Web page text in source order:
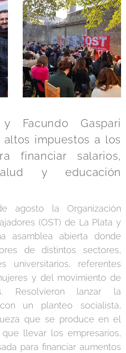
Facundo Gaspari
impuestos a los
financiar salarios,
y educación
agosto la Organización
(OST) de La Plata y
asamblea abierta donde
de distintos sectores,
universitarios, referentes
y del movimiento de
Resolvieron lanzar la
un planteo socialista,
que se produce en el
llevar los empresarios,
para financiar aumentos